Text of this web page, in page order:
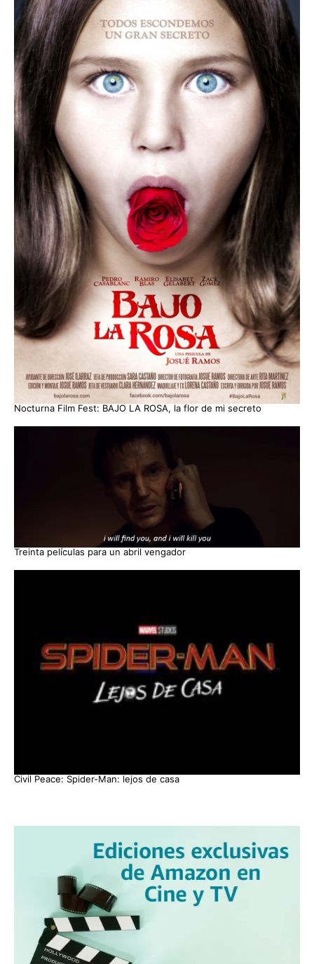
Nocturna Film Fest: BAJO LA ROSA, la flor de mi secreto
Treinta películas para un abril vengador
Civil Peace: Spider-Man: lejos de casa